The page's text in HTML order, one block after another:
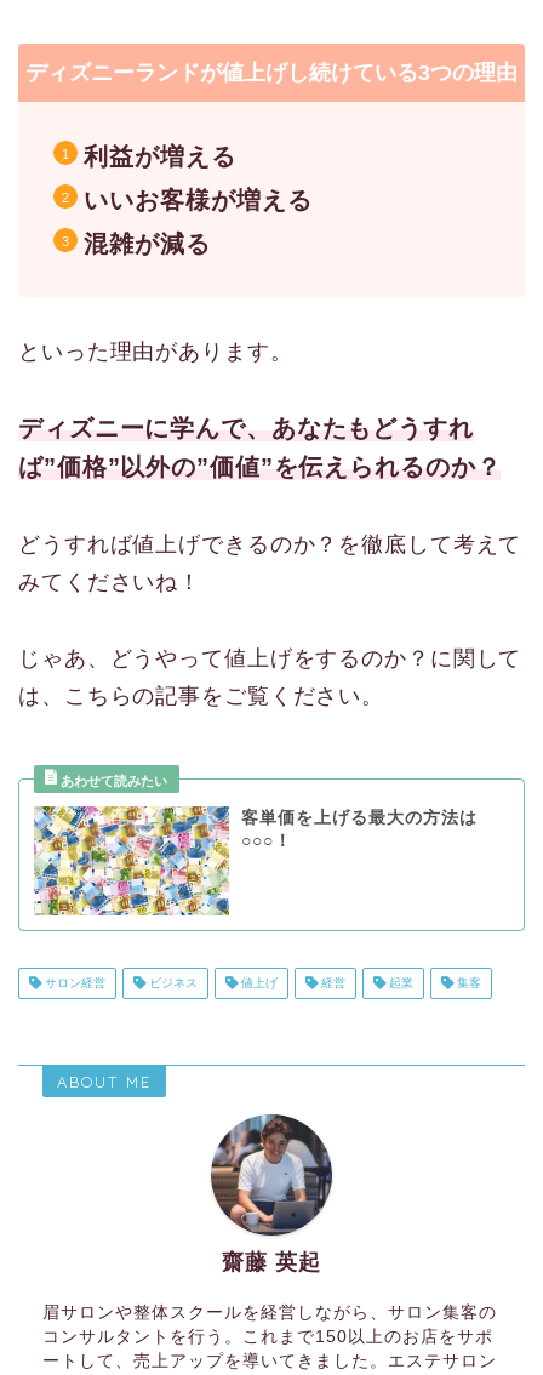
ディズニーランドが値上げし続けている3つの理由
利益が増える
いいお客様が増える
混雑が減る
といった理由があります。
ディズニーに学んで、あなたもどうすれ
ば”価格”以外の”価値”を伝えられるのか？
どうすれば値上げできるのか？を徹底して考えて
みてくださいね！
じゃあ、どうやって値上げをするのか？に関して
は、こちらの記事をご覧ください。
客単価を上げる最大の方法は
○○○！
サロン経営 ビジネス 値上げ 経営 起業 集客
ABOUT ME
齋藤 英起
眉サロンや整体スクールを経営しながら、サロン集客の
コンサルタントを行う。これまで150以上のお店をサポ
ートして、売上アップを導いてきました。エステサロン